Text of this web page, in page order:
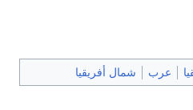
عرب شمال أفريقيا